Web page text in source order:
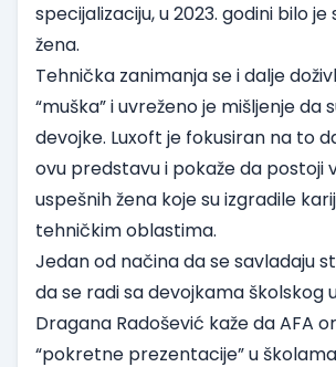
specijalizaciju, u 2023. godini bilo je
žena.
Tehnička zanimanja se i dalje
“muška” i uvreženo je mišljenje da
devojke. Luxoft je fokusiran na to
ovu predstavu i pokaže da postoji
uspešnih žena koje su izgradile
tehničkim oblastima.
Jedan od načina da se savladaju
da se radi sa devojkama školskog
Dragana Radošević kaže daAFA
“pokretne prezentacije” u